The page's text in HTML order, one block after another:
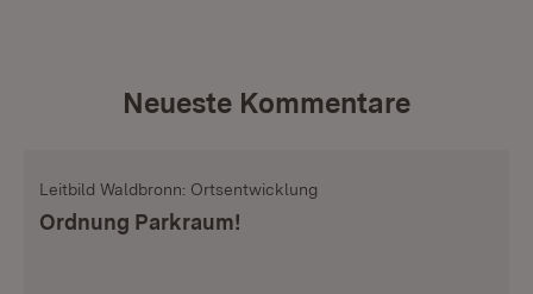
Neueste Kommentare
Leitbild Waldbronn: Ortsentwicklung
Ordnung Parkraum!